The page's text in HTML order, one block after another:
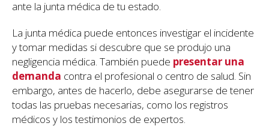
ante la junta médica de tu estado.
La junta médica puede entonces investigar el incidente
y tomar medidas si descubre que se produjo una
negligencia médica. También puede presentar una
demanda contra el profesional o centro de salud. Sin
embargo, antes de hacerlo, debe asegurarse de tener
todas las pruebas necesarias, como los registros
médicos y los testimonios de expertos.